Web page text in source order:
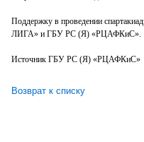
Поддержку в проведении
ЛИГА» и ГБУ РС (Я) «РЦАФКиС».
Источник ГБУ РС (Я) «РЦАФКиС»
Возврат к списку